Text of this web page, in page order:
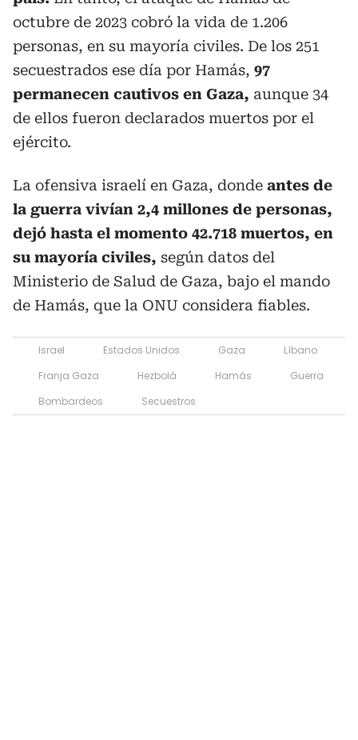
octubre de 2023 cobró la vida de 1.206
personas, en su mayoría civiles. De los 251
secuestrados ese día por Hamás, 97
permanecen cautivos en Gaza, aunque 34
de ellos fueron declarados muertos por el
ejército.
La ofensiva israelí en Gaza, donde antes de
la guerra vivían 2,4 millones de personas,
dejó hasta el momento 42.718 muertos, en
su mayoría civiles, según datos del
Ministerio de Salud de Gaza, bajo el mando
de Hamás, que la ONU considera fiables.
Israel Estados Unidos Gaza
Líbano
Franja Gaza
Hezbolá Hamás
Guerra
Bombardeos
Secuestros